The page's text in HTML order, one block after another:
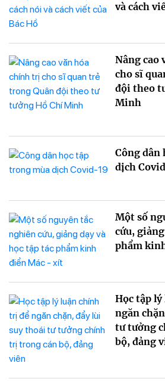
và cách
Nâng cao
cho sĩ
đội theo
Minh
Công dân
dịch
Một số
cứu,
phẩm
Học tập
ngăn
tư tưởng
bộ, đảng